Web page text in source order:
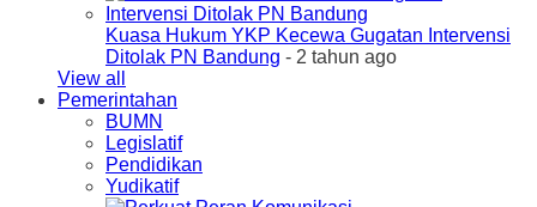
Kuasa Hukum YKP Kecewa Gugatan Intervensi
Ditolak PN Bandung - 2 tahun ago
View all
Pemerintahan
BUMN
Legislatif
Pendidikan
Yudikatif